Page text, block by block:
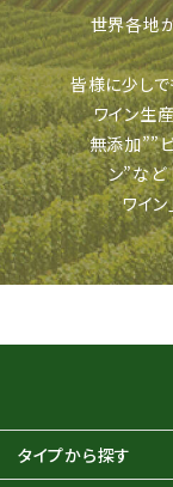
世界各地
皆様に少し
ワイン生
無添加””
ン”など
ワイ
タイプから探す